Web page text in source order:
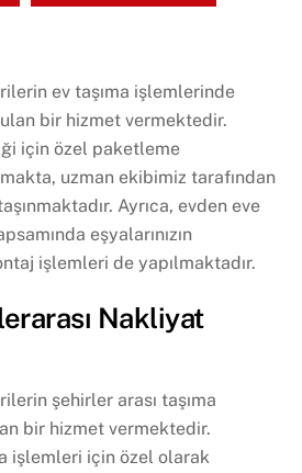
ev taşıma işlemlerinde
bir hizmet vermektedir.
için özel paketleme
uzman ekibimiz tarafından
Ayrıca, evden eve
eşyalarınızın
işlemleri de yapılmaktadır.
Nakliyat
şehirler arası taşıma
bir hizmet vermektedir.
işlemleri için özel olarak